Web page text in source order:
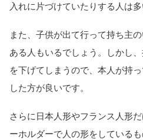
入れに片づけていたりする人は多
また、子供が出て行って持ち主
ある人もいるでしょう。しかし
を下げてしまうので、本人が持
した方が良いです。
さらに日本人形やフランス人形
ーホルダーで人の形をしている